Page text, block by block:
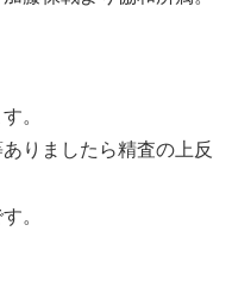
。
りましたら精査の上反
。